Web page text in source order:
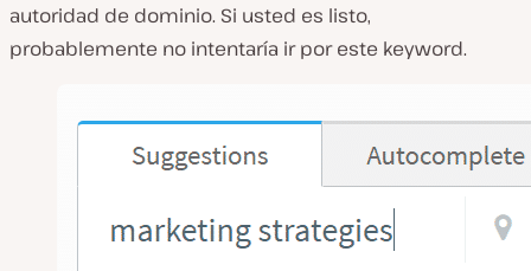
autoridad de dominio. Si usted es listo,
probablemente no intentaría ir por este keyword.